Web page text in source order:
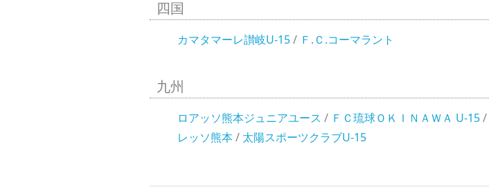
四国
カマタマーレ讃岐U-15/ Ｆ.Ｃ.コーマラント
九州
ロアッソ熊本ジュニアユース / ＦＣ琉球ＯＫＩＮＡＷＡ U-15/
レッソ熊本/ 太陽スポーツクラブU-15